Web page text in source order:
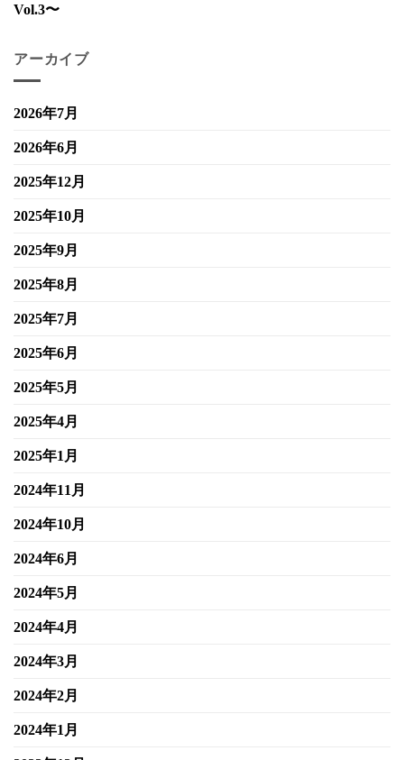
Vol.3〜
アーカイブ
2026年7月
2026年6月
2025年12月
2025年10月
2025年9月
2025年8月
2025年7月
2025年6月
2025年5月
2025年4月
2025年1月
2024年11月
2024年10月
2024年6月
2024年5月
2024年4月
2024年3月
2024年2月
2024年1月